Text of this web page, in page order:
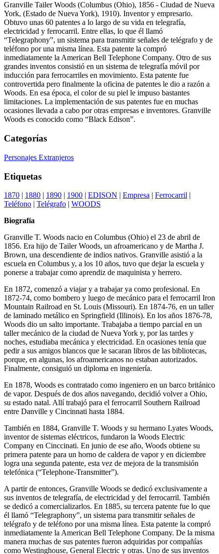
Granville Tailer Woods (Columbus (Ohio), 1856 - Ciudad de Nueva
York, (Estado de Nueva York), 1910). Inventor y empresario.
Obtuvo unas 60 patentes a lo largo de su vida en telegrafía,
electricidad y ferrocarril. Entre ellas, lo que él llamó
“Telegraphony”, un sistema para transmitir señales de telégrafo y de
teléfono por una misma línea. Esta patente la compró
inmediatamente la American Bell Telephone Company. Otro de sus
grandes inventos consistió en un sistema de telegrafía móvil por
inducción para ferrocarriles en movimiento. Esta patente fue
controvertida pero finalmente la oficina de patentes le dio a razón a
Woods. En esa época, el color de su piel le impuso bastantes
limitaciones. La implementación de sus patentes fue en muchas
ocasiones llevada a cabo por otras empresas e inventores. Granville
Woods es conocido como “Black Edison”.
Categorías
Personajes Extranjeros
Etiquetas
1870 | 1880 | 1890 | 1900 | EDISON | Empresa | Ferrocarril |
Teléfono | Telégrafo | WOODS
Biografía
Granville T. Woods nacio en Columbus (Ohio) el 23 de abril de
1856. Era hijo de Tailer Woods, un afroamericano y de Martha J.
Brown, una descendiente de indios nativos. Granville asistió a la
escuela en Columbus y, a los 10 años, tuvo que dejar la escuela y
ponerse a trabajar como aprendiz de maquinista y herrero.
En 1872, comenzó a viajar y a trabajar ya como profesional. En
1872-74, como bombero y luego de mecánico para el ferrocarril Iron
Mountain Railroad en St. Louis (Missouri). En 1874-76, en un taller
de laminado metálico en Springfield (Illinois). En los años 1876-78,
Woods dio un salto importante. Trabajaba a tiempo parcial en un
taller mecánico de la ciudad de Nueva York y, por las tardes y
noches, estudiaba mecánica y electricidad. En ocasiones tenía que
pedir a sus amigos blancos que le sacaran libros de las bibliotecas,
porque, en algunas, los afroamericanos no estaban autorizados.
Finalmente, consiguió un diploma en ingeniería.
En 1878, Woods es contratado como ingeniero en un barco británico
de vapor. Después de dos años navegando, decidió volver a Ohio,
su estado natal. Allí trabajó para el ferrocarril Southern Railroad
entre Danville y Cincinnati hasta 1884.
También en 1884, Granville T. Woods y su hermano Lyates Woods,
inventor de sistemas eléctricos, fundaron la Woods Electric
Company en Cinccinati. En junio de ese año, Woods obtiene su
primera patente para un horno de caldera de vapor y en diciembre
logra una segunda patente, esta vez de mejora de la transmisión
telefónica (“Telephone-Transmitter”).
A partir de entonces, Granville Woods se dedicó exclusivamente a
sus inventos de telegrafía, de electricidad y del ferrocarril. También
se dedicó a comercializarlos. En 1885, su tercera patente fue lo que
él llamó “Telegraphony”, un sistema para transmitir señales de
telégrafo y de teléfono por una misma línea. Esta patente la compró
inmediatamente la American Bell Telephone Company. De la misma
manera muchas de sus patentes fueron adquiridas por compañías
como Westinghouse, General Electric y otras. Uno de sus inventos